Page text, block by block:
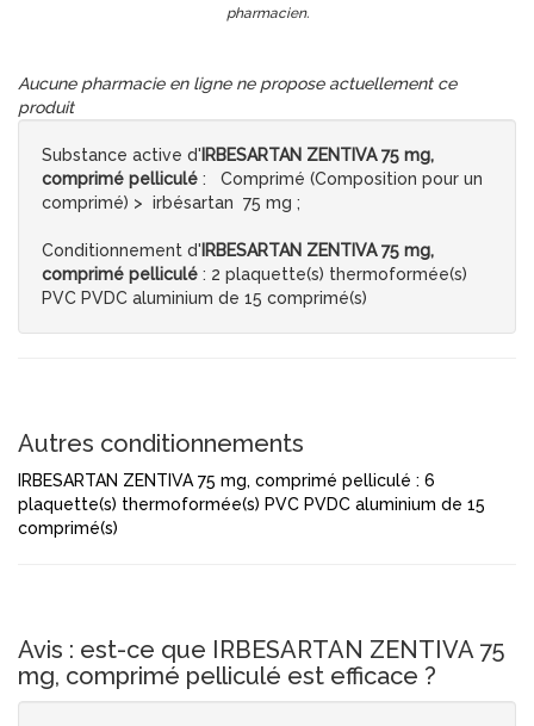
pharmacien.
Aucune pharmacie en ligne ne propose actuellement ce
produit
Substance active d' IRBESARTAN ZENTIVA 75 mg,
comprimé pelliculé : Comprimé (Composition pour un
comprimé) > irbésartan 75 mg ;
Conditionnement d' IRBESARTAN ZENTIVA 75 mg,
comprimé pelliculé : 2 plaquette(s) thermoformée(s)
PVC PVDC aluminium de 15 comprimé(s)
Autres conditionnements
IRBESARTAN ZENTIVA 75 mg, comprimé pelliculé : 6
plaquette(s) thermoformée(s) PVC PVDC aluminium de 15
comprimé(s)
Avis : est-ce que IRBESARTAN ZENTIVA 75
mg, comprimé pelliculé est efficace ?